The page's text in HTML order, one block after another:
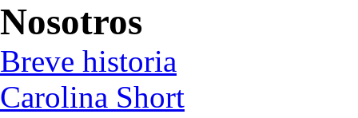
Nosotros
Breve historia
Carolina Short